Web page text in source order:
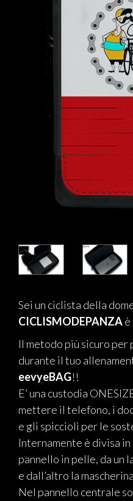
Sei un ciclista della
CICLISMODEPANZA
Il metodo più sicuro
durante il tuo
eevyeBAG!!
E’ una custodia
mettere il telefono, i
e gli spiccioli per le
Internamente è divisa
pannello in pelle, da un
e dall’altro la
Nel pannello centrale